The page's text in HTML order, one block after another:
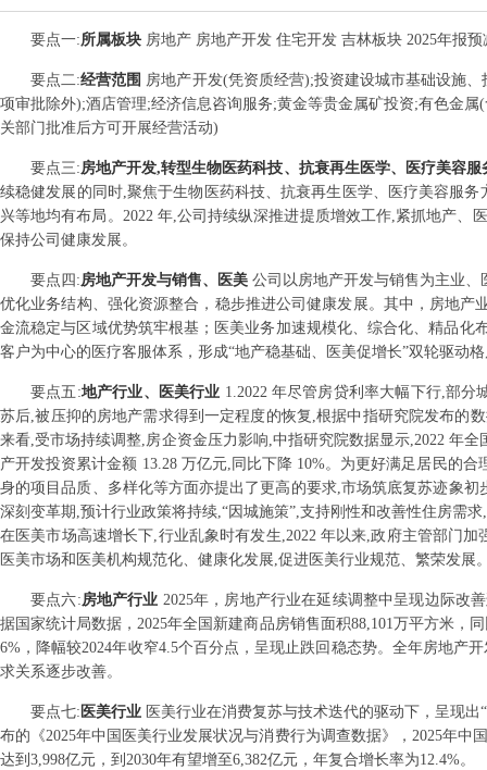
要点一:所属板块 房地产 房地产开发 住宅开发 吉林板块 2025年报
要点二:经营范围 房地产开发(凭资质经营);投资建设城市基础设施
项审批除外);酒店管理;经济信息咨询服务;黄金等贵金属矿投资;有色金
关部门批准后方可开展经营活动)
要点三:房地产开发,转型生物医药科技、抗衰再生医学、医疗美容
续稳健发展的同时,聚焦于生物医药科技、抗衰再生医学、医疗美容服
兴等地均有布局。2022 年,公司持续纵深推进提质增效工作,紧抓地产
保持公司健康发展。
要点 四 :房地产开发与销售、医美 公司以房地产开发与销售为主业
优化业务结构、强化资源整合，稳步推进公司健康发展。其中，房地
金流稳定与区域优势筑牢根基；医美业务加速规模化、综合化、精品
客户为中心的医疗客服体系，形成“地产稳基础、医美促增长”双轮驱动
要点五 :地产行业、医美行业 1.2022 年尽管房贷利率大幅下行,部
苏后,被压抑的房地产需求得到一定程度的恢复,根据中指研究院发布的
来看,受市场持续调整,房企资金压力影响,中指研究院数据显示,2022 年
产开发投资累计金额 13.28 万亿元,同比下降 10%。为更好满足居民的
身的项目品质、多样化等方面亦提出了更高的要求,市场筑底复苏迹象
深刻变革期,预计行业政策将持续,“因城施策”,支持刚性和改善性住房需
在医美市场高速增长下,行业乱象时有发生,2022 年以来,政府主管部门
医美市场和医美机构规范化、健康化发展,促进医美行业规范、繁荣发展
要点六:房地产行业 2025年，房地产行业在延续调整中呈现边际改
据国家统计局数据，2025年全国新建商品房销售面积88,101万平方米，
6%，降幅较2024年收窄4.5个百分点，呈现止跌回稳态势。全年房地产
求关系逐步改善。
要点七: 医美行业 医美行业在消费复苏与技术迭代的驱动下，呈现
布的《2025年中国医美行业发展状况与消费行为调查数据》，2025年
达到3,998亿元，到2030年有望增至6,382亿元，年复合增长率为12.4%。